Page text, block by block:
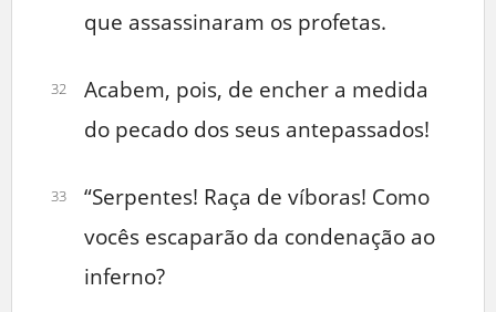
que assassinaram os profetas.
32
Acabem, pois, de encher a medida
do pecado dos seus antepassados!
33
“Serpentes! Raça de víboras! Como
vocês escaparão da condenação ao
inferno?